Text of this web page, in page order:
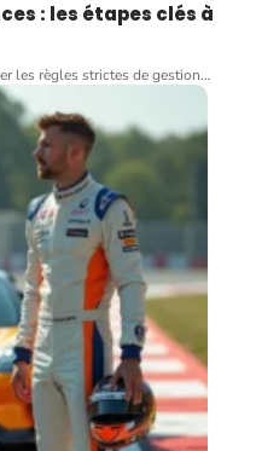
: les étapes clés à
les règles strictes de gestion…